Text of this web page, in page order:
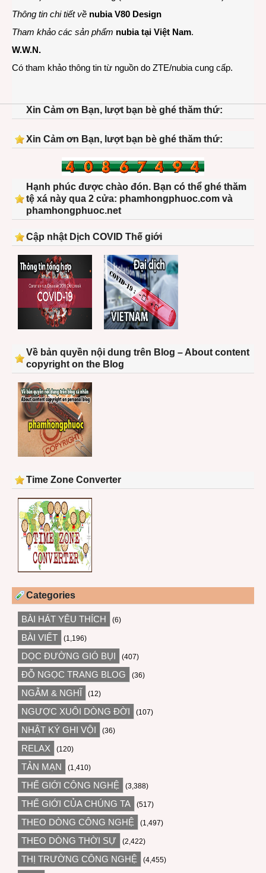
Thông tin chi tiết về nubia V80 Design
Tham khảo các sản phẩm nubia tại Việt Nam.
W.W.N.
Có tham khảo thông tin từ nguồn do ZTE/nubia cung cấp.
Xin Cảm ơn Bạn, lượt bạn bè ghé thăm thứ:
Xin Cảm ơn Bạn, lượt bạn bè ghé thăm thứ:
Hạnh phúc được chào đón. Bạn có thể ghé thăm
tệ xá này qua 2 cửa: phamhongphuoc.com và
phamhongphuoc.net
Cập nhật Dịch COVID Thế giới
Về bản quyền nội dung trên Blog – About content
copyright on the Blog
Time Zone Converter
Categories
BÀI HÁT YÊU THÍCH (6)
BÀI VIẾT (1,196)
DỌC ĐƯỜNG GIÓ BỤI (407)
ĐỖ NGỌC TRANG BLOG (36)
NGẪM & NGHĨ (12)
NGƯỢC XUÔI DÒNG ĐỜI (107)
NHẬT KÝ GHI VỘI (36)
RELAX (120)
TẢN MẠN (1,410)
THẾ GIỚI CÔNG NGHỆ (3,388)
THẾ GIỚI CỦA CHÚNG TA (517)
THEO DÒNG CÔNG NGHỆ (1,497)
THEO DÒNG THỜI SỰ (2,422)
THỊ TRƯỜNG CÔNG NGHỆ (4,455)